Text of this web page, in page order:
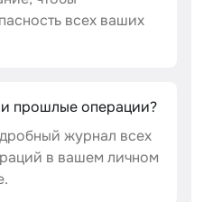
всех ваших
прошлые операции?
журнал всех
в вашем личном